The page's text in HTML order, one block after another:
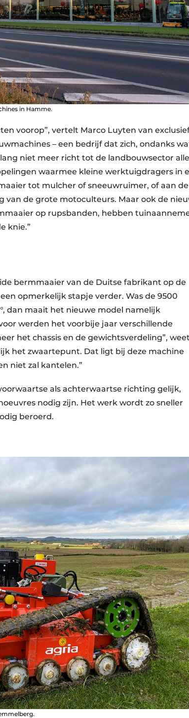
in Hamme.
voorop”, vertelt Marco Luyten van
– een bedrijf dat zich, ondanks
niet meer richt tot de landbouwsector
waarmee kleine werktuigdragers in
tot mulcher of sneeuwruimer, of aan de
van de grote motoculteurs. Maar ook de
op rupsbanden, hebben
knie.”
bermmaaier van de Duitse fabrikant op de
opmerkelijk stapje verder. Was de 9500
dan maait het nieuwe model namelijk
werden het voorbije jaar verschillende
het chassis en de gewichtsverdeling”, weet
het zwaartepunt. Dat ligt bij deze machine
niet zal kantelen.”
als achterwaartse richting gelijk,
nodig zijn. Het werk wordt zo sneller
beroerd.